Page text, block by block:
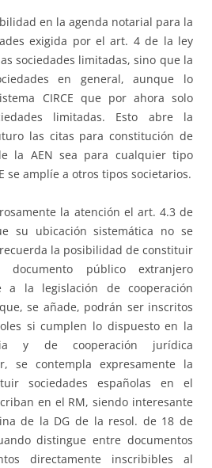
en la agenda notarial para la
exigida por el art. 4 de la ley
sociedades limitadas, sino que la
en general, aunque lo
CIRCE que por ahora solo
limitadas. Esto abre la
las citas para constitución de
la AEN sea para cualquier tipo
se amplíe a otros tipos societarios.
la atención el art. 4.3 de
su ubicación sistemática no se
la posibilidad de constituir
documento público extranjero
a la legislación de cooperación
se añade, podrán ser inscritos
si cumplen lo dispuesto en la
y de cooperación jurídica
se contempla expresamente la
sociedades españolas en el
en el RM, siendo interesante
de la DG de la resol. de 18 de
distingue entre documentos
directamente inscribibles al